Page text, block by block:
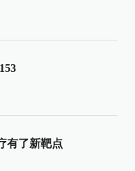
有了新靶点